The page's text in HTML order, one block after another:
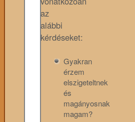
az
alábbi
kérdéseket:
Gyakran
érzem
elszigeteltnek
és
magányosnak
magam?